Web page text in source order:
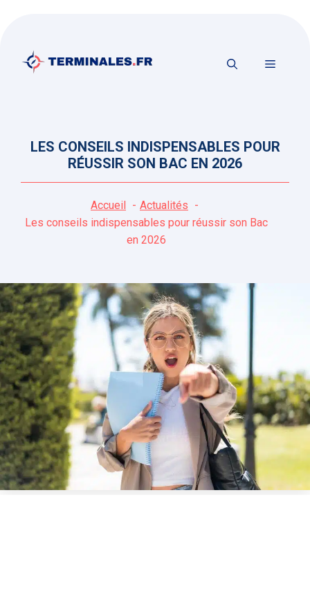
contenu
MENU
LES CONSEILS INDISPENSABLES POUR
RÉUSSIR SON BAC EN 2026
Accueil
Actualités
Les conseils indispensables pour réussir son Bac
en 2026